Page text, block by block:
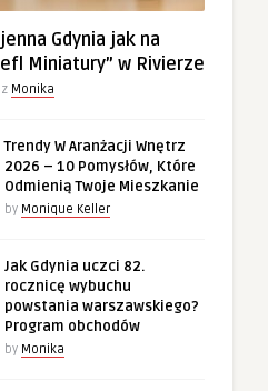
Gdynia jak na
Miniatury” w Rivierze
Monika
Trendy W Aranżacji Wnętrz
2026 – 10 Pomysłów, Które
Odmienią Twoje Mieszkanie
by Monique Keller
Jak Gdynia uczci 82.
rocznicę wybuchu
powstania warszawskiego?
Program obchodów
by Monika